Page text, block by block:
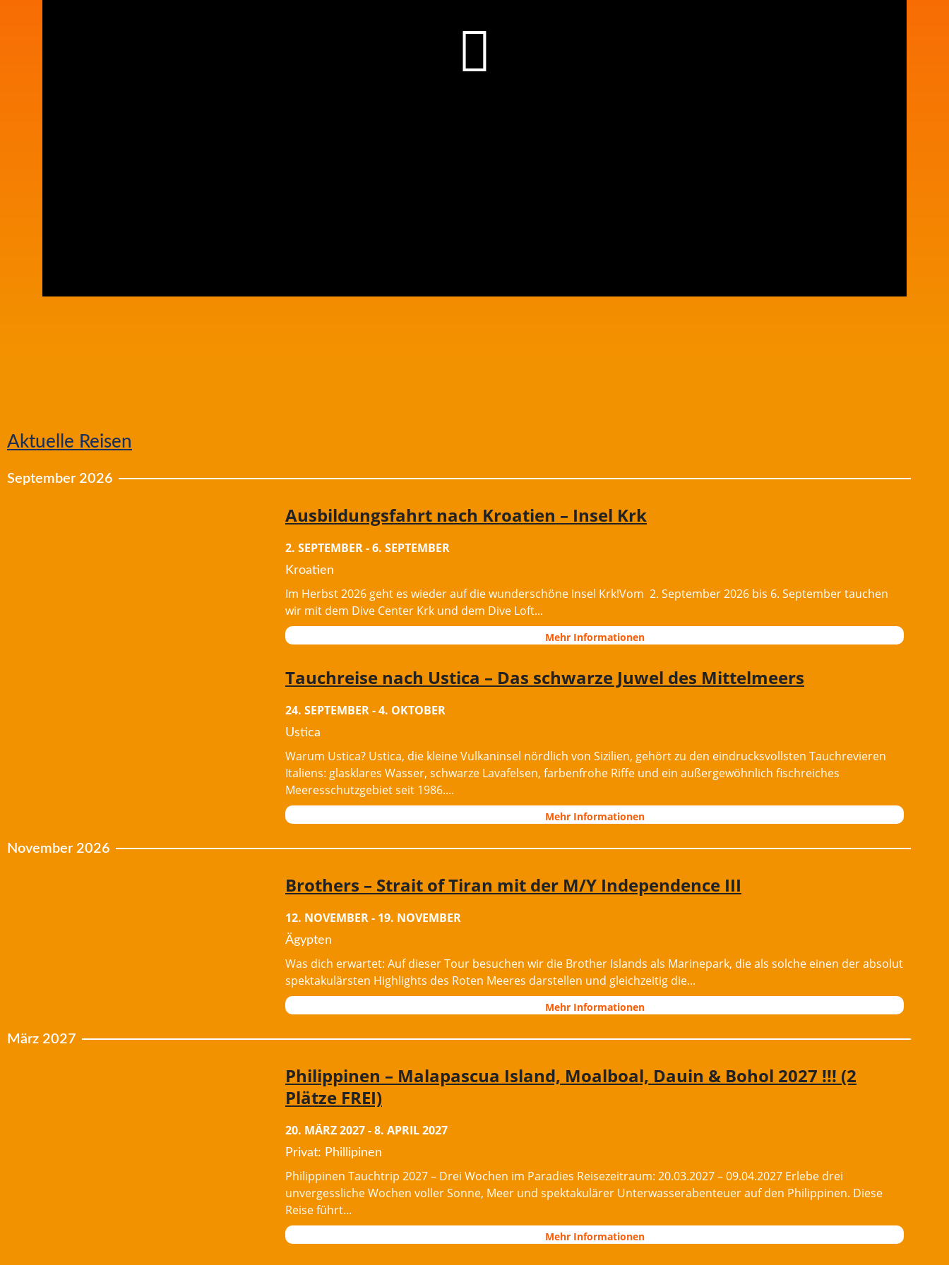
Aktuelle Reisen
September 2026
Ausbildungsfahrt nach Kroatien – Insel Krk
2. SEPTEMBER-6. SEPTEMBER
Kroatien
Im Herbst 2026 geht es wieder auf die wunderschöne Insel Krk!Vom 2. September 2026 bis 6. September tauchen
wir mit dem Dive Center Krk und dem Dive Loft...
Mehr Informationen
Tauchreise nach Ustica – Das schwarze Juwel des Mittelmeers
24. SEPTEMBER-4. OKTOBER
Ustica
Warum Ustica? Ustica, die kleine Vulkaninsel nördlich von Sizilien, gehört zu den eindrucksvollsten Tauchrevieren
Italiens: glasklares Wasser, schwarze Lavafelsen, farbenfrohe Riffe und ein außergewöhnlich fischreiches
Meeresschutzgebiet seit 1986....
Mehr Informationen
November 2026
Brothers – Strait of Tiran mit der M/Y Independence III
12. NOVEMBER- 19. NOVEMBER
Ägypten
Was dich erwartet: Auf dieser Tour besuchen wir die Brother Islands als Marinepark, die als solche einen der absolut
spektakulärsten Highlights des Roten Meeres darstellen und gleichzeitig die...
Mehr Informationen
März 2027
Philippinen – Malapascua Island, Moalboal, Dauin & Bohol 2027 !!! (2
Plätze FREI)
20. MÄRZ 2027-8. APRIL 2027
Privat: Phillipinen
Philippinen Tauchtrip 2027 – Drei Wochen im Paradies Reisezeitraum: 20.03.2027 – 09.04.2027 Erlebe drei
unvergessliche Wochen voller Sonne, Meer und spektakulärer Unterwasserabenteuer auf den Philippinen. Diese
Reise führt...
Mehr Informationen